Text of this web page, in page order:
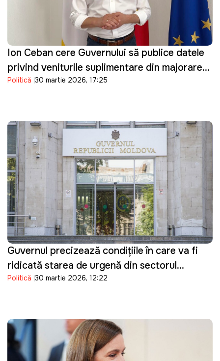
Ion Ceban cere Guvernului să publice datele
privind veniturile suplimentare din majorarea
prețurilor la carburanți
Politică 30 martie 2026, 17:25
Guvernul precizează condițiile în care va fi
ridicată starea de urgență din sectorul
energetic
Politică 30 martie 2026, 12:22